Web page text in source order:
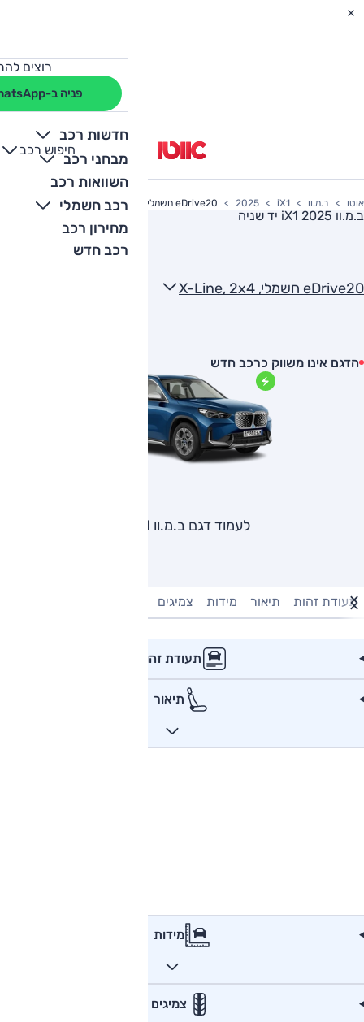
רוצים
פניה ב-WhatsApp
חדשות רכב
מבחני רכב
השוואות רכב
רכב חשמלי
מחירון רכב
רכב חדש
חיפוש רכב
+
-
אוטו ב.מ.וו iX1
2025 eDrive20 חשמלי, X-Line, 2x4
ב.מ.וו iX1 2025 יד שניה
eDrive20 חשמלי, X-Line, 2x4
הדגם אינו משווק כרכב חדש
לעמוד דגם ב.מ.וו iX1
תעודת זהות תיאור מידות צמיגים
תעודת זהות
תיאור
מידות
צמיגים